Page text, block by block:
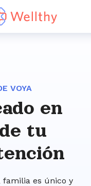
VOYA
en
de tu
familia es único y